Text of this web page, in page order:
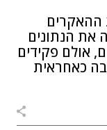
ההאקרים
את הנתונים
אולם פקידים
כאחראית